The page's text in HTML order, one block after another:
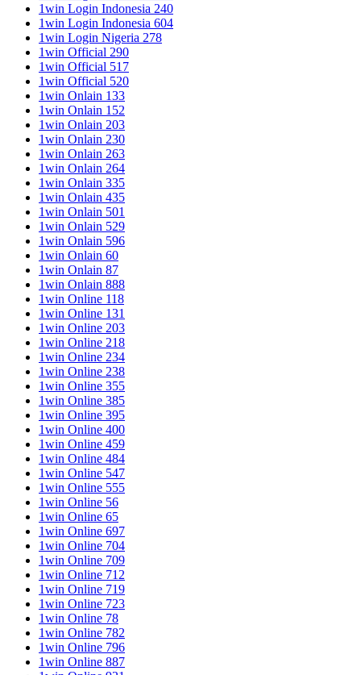
1win Login Indonesia 240
1win Login Indonesia 604
1win Login Nigeria 278
1win Official 290
1win Official 517
1win Official 520
1win Onlain 133
1win Onlain 152
1win Onlain 203
1win Onlain 230
1win Onlain 263
1win Onlain 264
1win Onlain 335
1win Onlain 435
1win Onlain 501
1win Onlain 529
1win Onlain 596
1win Onlain 60
1win Onlain 87
1win Onlain 888
1win Online 118
1win Online 131
1win Online 203
1win Online 218
1win Online 234
1win Online 238
1win Online 355
1win Online 385
1win Online 395
1win Online 400
1win Online 459
1win Online 484
1win Online 547
1win Online 555
1win Online 56
1win Online 65
1win Online 697
1win Online 704
1win Online 709
1win Online 712
1win Online 719
1win Online 723
1win Online 78
1win Online 782
1win Online 796
1win Online 887